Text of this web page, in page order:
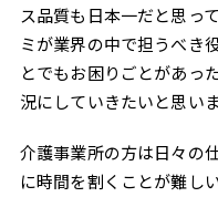
ス品質も日本一だと思っ
ミが業界の中で担うべき
とでもお困りごとがあっ
況にしていきたいと思いま
介護事業所の方は日々の
に時間を割くことが難し